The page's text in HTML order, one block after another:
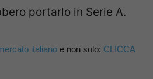
portarlo in Serie A.
italiano e non solo: CLICCA